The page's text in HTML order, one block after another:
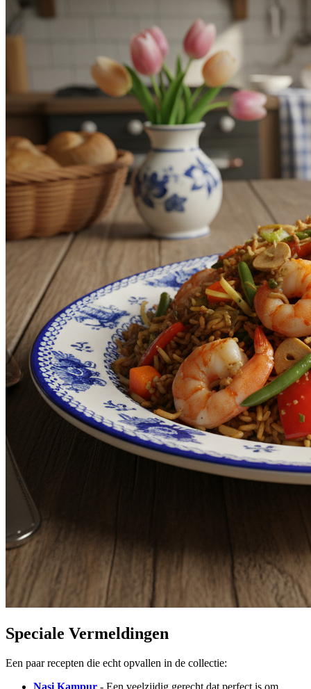
Speciale Vermeldingen
Een paar recepten die echt opvallen in de collectie:
Nasi Kampur - Een veelzijdig gerecht dat perfect is om